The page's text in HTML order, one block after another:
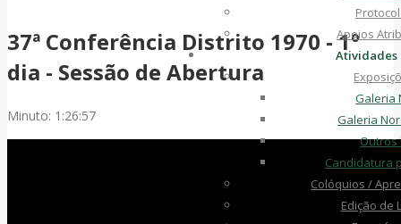
Apoios
Atividades
Galeria
Galeria
Outros
Candidatura
Colóquios /
Edição de
37ª Conferência Distrito 1970 - 1º
dia - Sessão de Abertura
Minuto: 1:26:57